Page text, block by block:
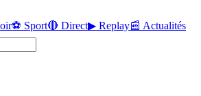
⚽ Sport🔴 Direct▶ Replay📰 Actualités